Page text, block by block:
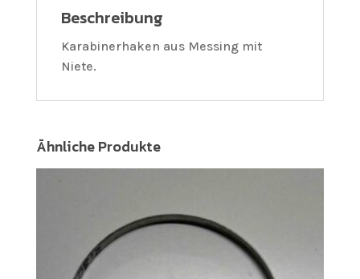
Beschreibung
Karabinerhaken aus Messing mit
Niete.
Ähnliche Produkte